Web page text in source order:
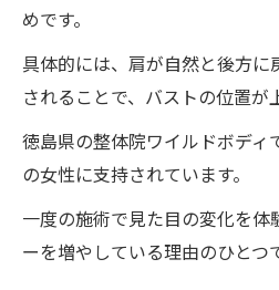
めです。
具体的には、肩が自然と後方に
されることで、バストの位置が
徳島県の整体院ワイルドボディ
の女性に支持されています。
一度の施術で見た目の変化を体
ーを増やしている理由のひとつ